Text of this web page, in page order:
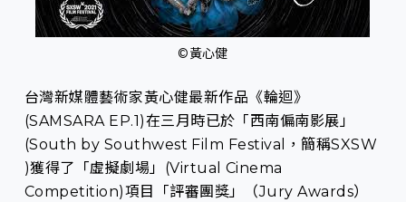
©黃心健
台灣新媒體藝術家黃心健最新作品《輪迴》
(SAMSARA EP.1)在三月時已於「西南偏南影展」
(South by Southwest Film Festival，簡稱SXSW
)獲得了「虛擬劇場」(Virtual Cinema
Competition)項目「評審團獎」（Jury Awards）